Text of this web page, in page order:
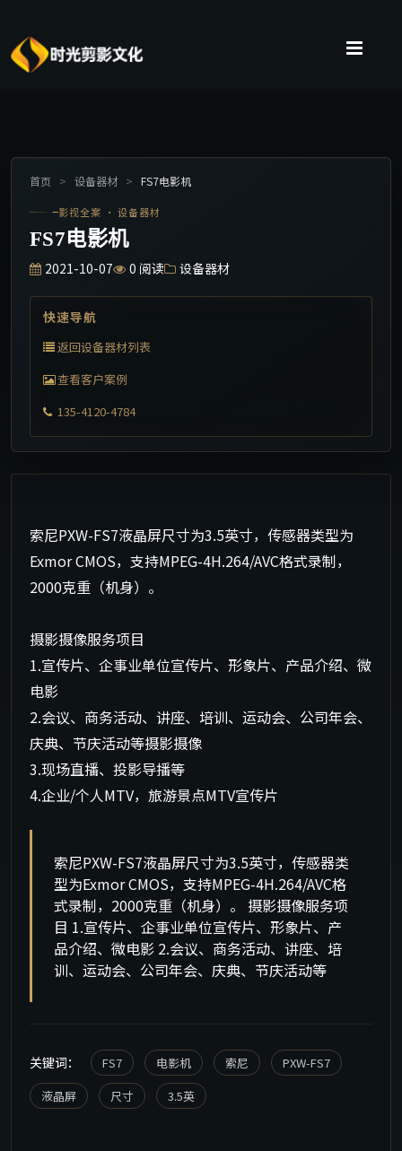
首页 > 设备器材 > FS7电影机
影视全案 · 设备器材
FS7电影机
2021-10-07 0 阅读 设备器材
快速导航
返回设备器材列表
查看客户案例
135-4120-4784
索尼PXW-FS7液晶屏尺寸为3.5英寸，传感器类型为
Exmor CMOS，支持MPEG-4H.264/AVC格式录制，
2000克重（机身）。
摄影摄像服务项目
1.宣传片、企事业单位宣传片、形象片、产品介绍、微
电影
2.会议、商务活动、讲座、培训、运动会、公司年会、
庆典、节庆活动等摄影摄像
3.现场直播、投影导播等
4.企业/个人MTV，旅游景点MTV宣传片
索尼PXW-FS7液晶屏尺寸为3.5英寸，传感器类
型为Exmor CMOS，支持MPEG-4H.264/AVC格
式录制，2000克重（机身）。 摄影摄像服务项
目 1.宣传片、企事业单位宣传片、形象片、产
品介绍、微电影 2.会议、商务活动、讲座、培
训、运动会、公司年会、庆典、节庆活动等
关键词： FS7 电影机 索尼
PXW-FS7
液晶屏
尺寸 3.5英